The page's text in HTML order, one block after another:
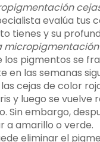
evalúa tus
tienes y su
micropigmentación
los pigmentos se
en las semanas
cejas de color
y luego se vuelve
Sin embargo,
a amarillo o verde.
eliminar el